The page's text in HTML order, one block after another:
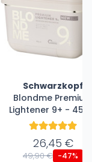
Schwarzkopf
Blondme
Lightener 9+ - 450
26,45 €
49,90 € -47%